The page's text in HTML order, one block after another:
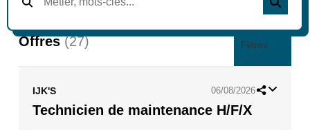
Offres(27) Filtres
IJK'S 06/08/2026
Technicien de maintenance H/F/X